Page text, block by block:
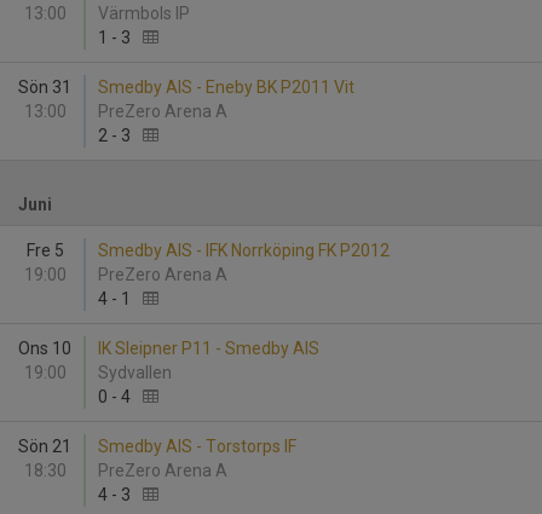
13:00
Värmbols IP
1 - 3
Sön 31
13:00
Smedby AIS - Eneby BK P2011 Vit
PreZero Arena A
2 - 3
Juni
Fre 5
19:00
Smedby AIS - IFK Norrköping FK P2012
PreZero Arena A
4 - 1
Ons 10
19:00
IK Sleipner P11 - Smedby AIS
Sydvallen
0 - 4
Sön 21
18:30
Smedby AIS - Torstorps IF
PreZero Arena A
4 - 3